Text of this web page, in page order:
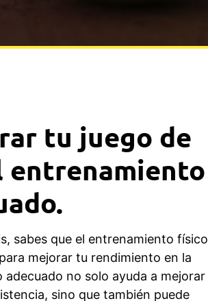
tu juego de
entrenamiento
sabes que el entrenamiento físico
mejorar tu rendimiento en la
no solo ayuda a mejorar
sino que también puede